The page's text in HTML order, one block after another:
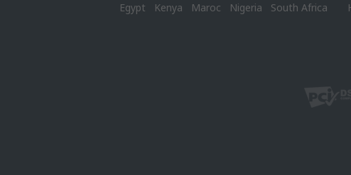
Egypt
Kenya Maroc Nigeria South Africa